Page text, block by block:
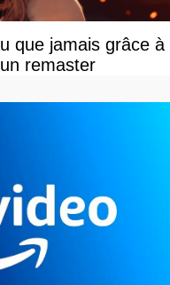
que jamais grâce à
remaster